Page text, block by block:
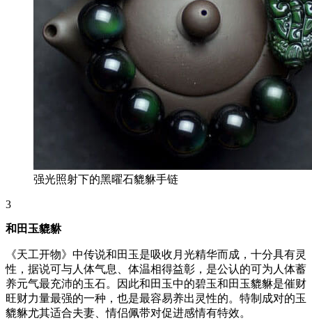
强光照射下的黑曜石貔貅手链
3
和田玉貔貅
《天工开物》中传说和田玉是吸收月光精华而成，十分具有灵
性，据说可与人体气息、体温相得益彰，是公认的可为人体蓄
养元气最充沛的玉石。因此和田玉中的碧玉和田玉貔貅是催财
旺财力量最强的一种，也是最容易养出灵性的。特制成对的玉
貔貅尤其适合夫妻、情侣佩带对促进感情有特效。